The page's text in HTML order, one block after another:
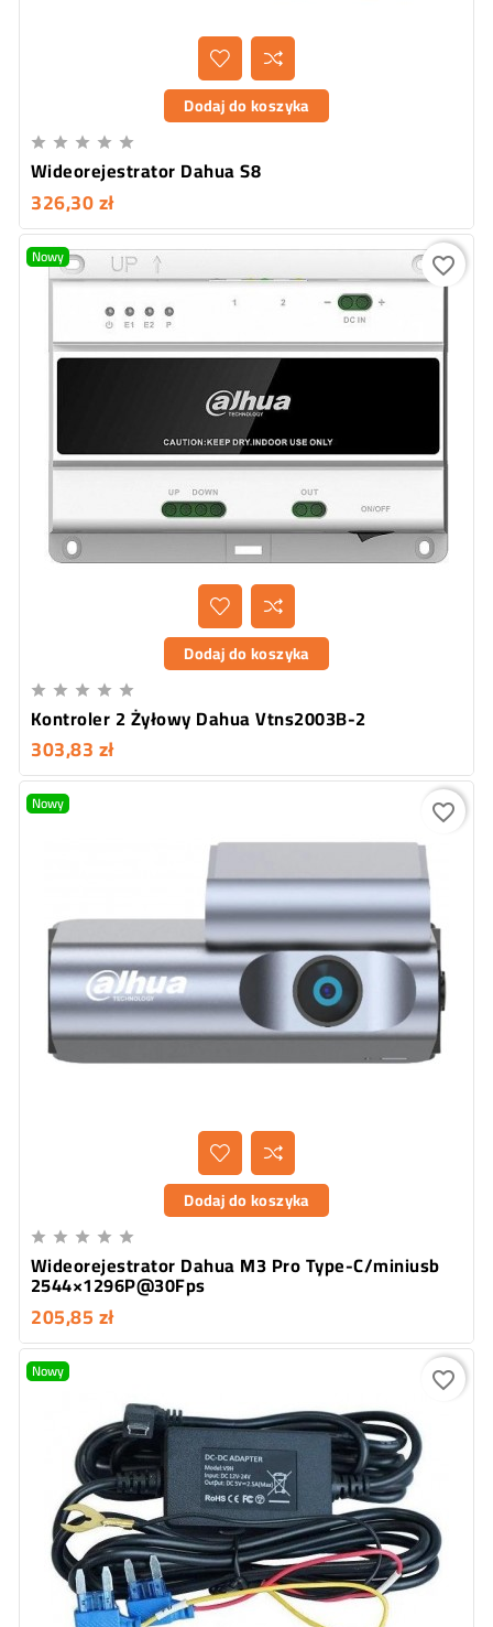
Dodaj do koszyka
    
Wideorejestrator Dahua S8
326,30 zł
Nowy
Dodaj do koszyka
    
Kontroler 2 Żyłowy Dahua Vtns2003B-2
303,83 zł
favorite_border
Nowy
Dodaj do koszyka
    
Wideorejestrator Dahua M3 Pro Type-C/miniusb
2544×1296P@30Fps
205,85 zł
favorite_border
Nowy favorite_border